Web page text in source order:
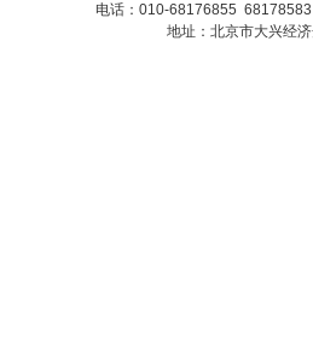
电话：010-68176855
地址：北京市大兴经